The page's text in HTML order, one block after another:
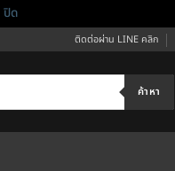
ปิด
ติดต่อผ่าน LINE คลิก
ค้าหา